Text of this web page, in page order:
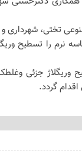
وشن وماسه نرم را
جزئی
گردد.